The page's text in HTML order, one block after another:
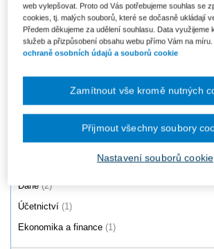
Zdaňování příjmů fyzických a
právnických osob 2019
470 Kč
Daně (2)
Účetnictví (1)
Ekonomika a finance (1)
web vylepšovat. Proto od Vás potřebujeme souhlas se
cookies, tj. malých souborů, které se dočasně ukládají
Předem děkujeme za udělení souhlasu. Data využijeme
služeb a přizpůsobení obsahu webu přímo Vám na míru.
ochraně osobních údajů a souborů cookie
Nastavení souborů cookie
Zamítnout vše kromě nutných
Přijmout všechny soubory